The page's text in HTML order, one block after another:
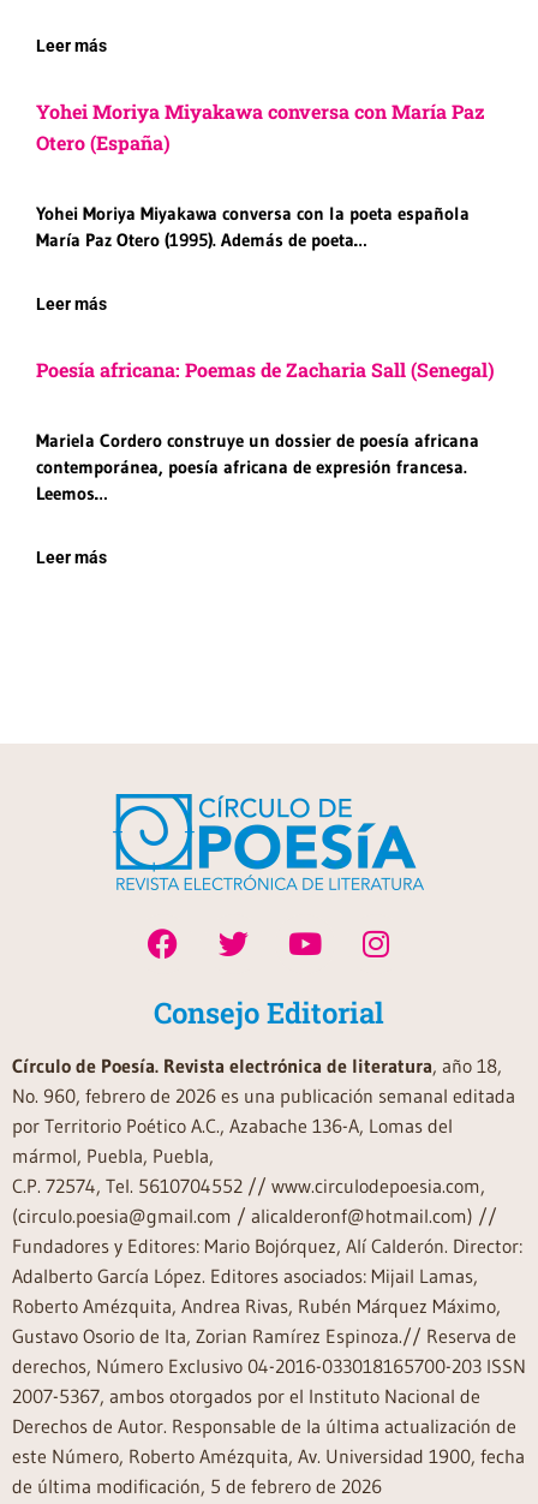
Leer más
Yohei Moriya Miyakawa conversa con María Paz
Otero (España)
Yohei Moriya Miyakawa conversa con la poeta española
María Paz Otero (1995). Además de poeta…
Leer más
Poesía africana: Poemas de Zacharia Sall (Senegal)
Mariela Cordero construye un dossier de poesía africana
contemporánea, poesía africana de expresión francesa.
Leemos…
Leer más
Consejo Editorial
Círculo de Poesía. Revista electrónica de literatura, año 18,
No. 960, febrero de 2026 es una publicación semanal editada
por Territorio Poético A.C., Azabache 136-A, Lomas del
mármol, Puebla, Puebla,
C.P. 72574, Tel. 5610704552 // www.circulodepoesia.com,
(circulo.poesia@gmail.com / alicalderonf@hotmail.com) //
Fundadores y Editores: Mario Bojórquez, Alí Calderón. Director:
Adalberto García López. Editores asociados: Mijail Lamas,
Roberto Amézquita, Andrea Rivas, Rubén Márquez Máximo,
Gustavo Osorio de Ita, Zorian Ramírez Espinoza.// Reserva de
derechos, Número Exclusivo 04-2016-033018165700-203 ISSN
2007-5367, ambos otorgados por el Instituto Nacional de
Derechos de Autor. Responsable de la última actualización de
este Número, Roberto Amézquita, Av. Universidad 1900, fecha
de última modificación, 5 de febrero de 2026